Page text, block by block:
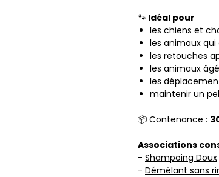
🐾 Idéal pour
les chiens et
les animaux
les retouches
les animaux
les
maintenir un
📦 Contenance :
Associations
- Shampoing Doux
- Démêlant sans